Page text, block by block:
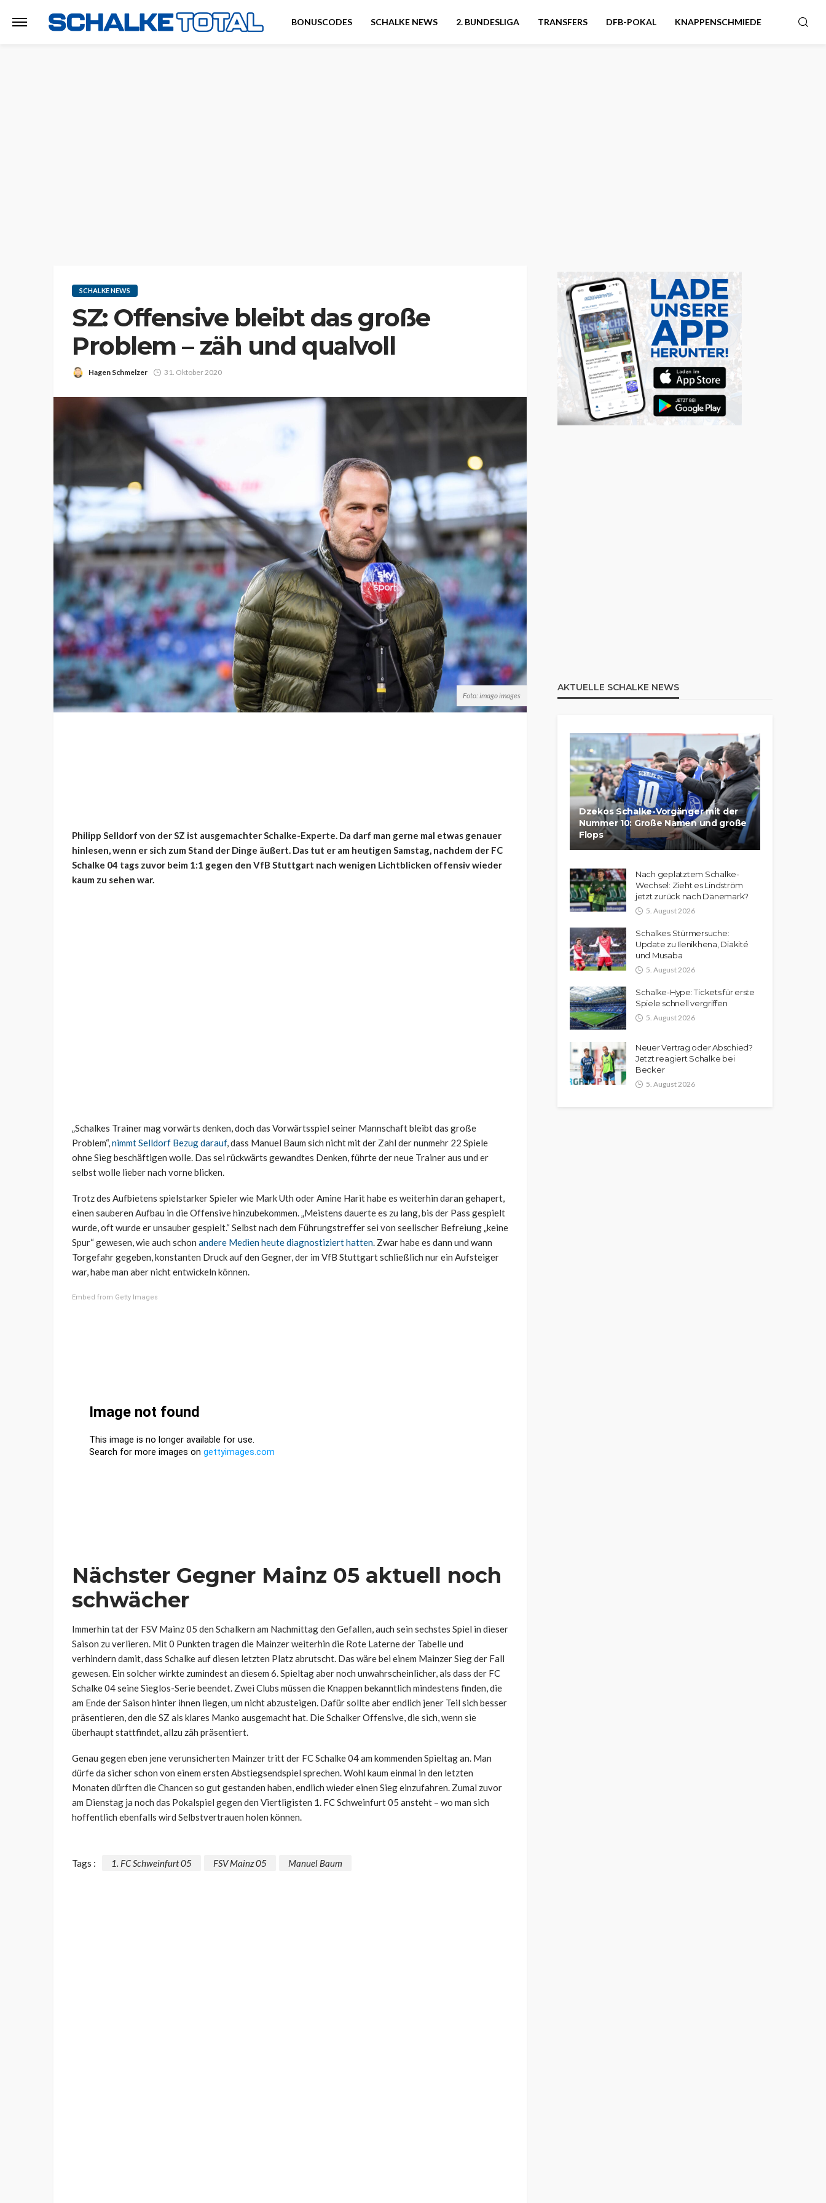
BONUSCODES SCHALKE NEWS 2. BUNDESLIGA TRANSFERS DFB-POKAL KNAPPENSCHMIEDE
SCHALKE NEWS
SZ: Offensive bleibt das große
Problem – zäh und qualvoll
Hagen Schmelzer 31. Oktober 2020
Foto: imago images
Philipp Selldorf von der SZ ist ausgemachter Schalke-Experte. Da darf man gerne mal etwas genauer
hinlesen, wenn er sich zum Stand der Dinge äußert. Das tut er am heutigen Samstag, nachdem der FC
Schalke 04 tags zuvor beim 1:1 gegen den VfB Stuttgart nach wenigen Lichtblicken offensiv wieder
kaum zu sehen war.
„Schalkes Trainer mag vorwärts denken, doch das Vorwärtsspiel seiner Mannschaft bleibt das große
Problem“,nimmt Selldorf Bezug darauf, dass Manuel Baum sich nicht mit der Zahl der nunmehr 22 Spiele
ohne Sieg beschäftigen wolle. Das sei rückwärts gewandtes Denken, führte der neue Trainer aus und er
selbst wolle lieber nach vorne blicken.
Trotz des Aufbietens spielstarker Spieler wie Mark Uth oder Amine Harit habe es weiterhin daran gehapert,
einen sauberen Aufbau in die Offensive hinzubekommen. „Meistens dauerte es zu lang, bis der Pass gespielt
wurde, oft wurde er unsauber gespielt.“ Selbst nach dem Führungstreffer sei von seelischer Befreiung „keine
Spur“ gewesen, wie auch schon andere Medien heute diagnostiziert hatten. Zwar habe es dann und wann
Torgefahr gegeben, konstanten Druck auf den Gegner, der im VfB Stuttgart schließlich nur ein Aufsteiger
war, habe man aber nicht entwickeln können.
Embed from Getty Images
Nächster Gegner Mainz 05 aktuell noch
schwächer
Immerhin tat der FSV Mainz 05 den Schalkern am Nachmittag den Gefallen, auch sein sechstes Spiel in dieser
Saison zu verlieren. Mit 0 Punkten tragen die Mainzer weiterhin die Rote Laterne der Tabelle und
verhindern damit, dass Schalke auf diesen letzten Platz abrutscht. Das wäre bei einem Mainzer Sieg der Fall
gewesen. Ein solcher wirkte zumindest an diesem 6. Spieltag aber noch unwahrscheinlicher, als dass der FC
Schalke 04 seine Sieglos-Serie beendet. Zwei Clubs müssen die Knappen bekanntlich mindestens finden, die
am Ende der Saison hinter ihnen liegen, um nicht abzusteigen. Dafür sollte aber endlich jener Teil sich besser
präsentieren, den die SZ als klares Manko ausgemacht hat. Die Schalker Offensive, die sich, wenn sie
überhaupt stattfindet, allzu zäh präsentiert.
Genau gegen eben jene verunsicherten Mainzer tritt der FC Schalke 04 am kommenden Spieltag an. Man
dürfe da sicher schon von einem ersten Abstiegsendspiel sprechen. Wohl kaum einmal in den letzten
Monaten dürften die Chancen so gut gestanden haben, endlich wieder einen Sieg einzufahren. Zumal zuvor
am Dienstag ja noch das Pokalspiel gegen den Viertligisten 1. FC Schweinfurt 05 ansteht – wo man sich
hoffentlich ebenfalls wird Selbstvertrauen holen können.
Tags : 1. FC Schweinfurt 05 FSV Mainz 05 Manuel Baum
AKTUELLE SCHALKE NEWS
Dzekos Schalke-Vorgänger mit der
Nummer 10: Große Namen und große
Flops
Nach geplatztem Schalke-
Wechsel: Zieht es Lindström
jetzt zurück nach Dänemark?
5. August 2026
Schalkes Stürmersuche:
Update zu Ilenikhena, Diakité
und Musaba
5. August 2026
Schalke-Hype: Tickets für erste
Spiele schnell vergriffen
5. August 2026
Neuer Vertrag oder Abschied?
Jetzt reagiert Schalke bei
Becker
5. August 2026